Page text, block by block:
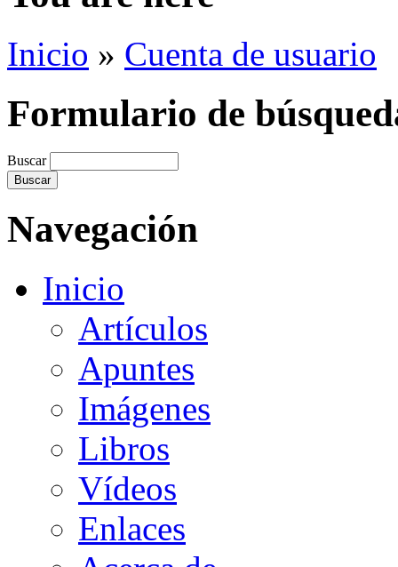
Inicio » Cuenta de usuario
Formulario de
Buscar
Navegación
Inicio
Artículos
Apuntes
Imágenes
Libros
Vídeos
Enlaces